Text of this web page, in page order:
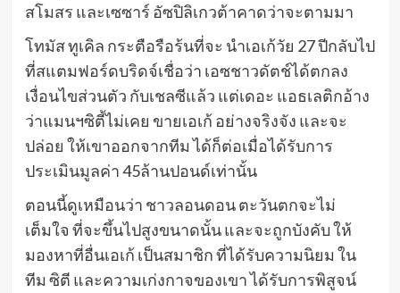
สโมสร และเซซาร์ อัซปิลิเกวต้าคาดว่าจะตามมา
โทมัส ทูเคิล กระตือรือร้นที่จะ นำเอเก้วัย 27 ปีกลับไป
ที่สแตมฟอร์ดบริดจ์เชื่อว่า เอซชาวดัตช์ได้ตกลง
เงื่อนไขส่วนตัว กับเชลซีแล้ว แต่เดอะ แอธเลติกอ้าง
ว่าแมนฯซิตี้ไม่เคย ขายเอเก้ อย่างจริงจัง และจะ
ปล่อย ให้เขาออกจากทีม ได้ก็ต่อเมื่อได้รับการ
ประเมินมูลค่า 45ล้านปอนด์เท่านั้น
ตอนนี้ดูเหมือนว่า ชาวลอนดอน ตะวันตกจะไม่
เต็มใจ ที่จะขึ้นไปสูงขนาดนั้น และจะถูกบังคับ ให้
มองหาที่อื่นเอเก้ เป็นสมาชิก ที่ได้รับความนิยม ใน
ทีม ซิตี และความเก่งกาจของเขา ได้รับการพิสูจน์